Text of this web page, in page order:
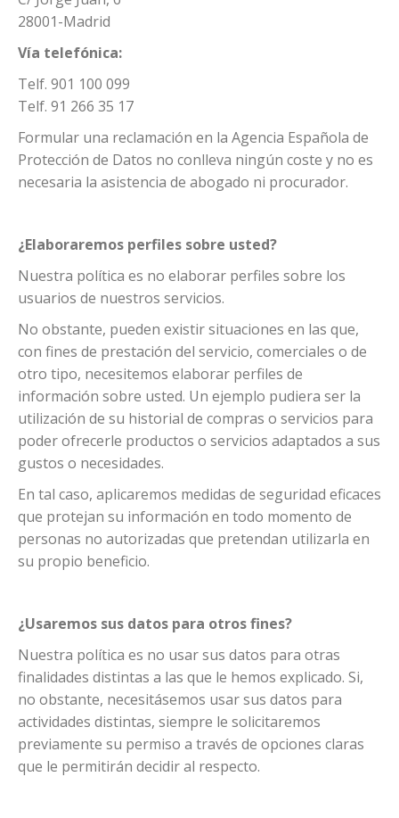
28001-Madrid
Vía telefónica:
Telf. 901 100 099
Telf. 91 266 35 17
Formular una reclamación en la Agencia Española de
Protección de Datos no conlleva ningún coste y no es
necesaria la asistencia de abogado ni procurador.
¿Elaboraremos perfiles sobre usted?
Nuestra política es no elaborar perfiles sobre los
usuarios de nuestros servicios.
No obstante, pueden existir situaciones en las que,
con fines de prestación del servicio, comerciales o de
otro tipo, necesitemos elaborar perfiles de
información sobre usted. Un ejemplo pudiera ser la
utilización de su historial de compras o servicios para
poder ofrecerle productos o servicios adaptados a sus
gustos o necesidades.
En tal caso, aplicaremos medidas de seguridad eficaces
que protejan su información en todo momento de
personas no autorizadas que pretendan utilizarla en
su propio beneficio.
¿Usaremos sus datos para otros fines?
Nuestra política es no usar sus datos para otras
finalidades distintas a las que le hemos explicado. Si,
no obstante, necesitásemos usar sus datos para
actividades distintas, siempre le solicitaremos
previamente su permiso a través de opciones claras
que le permitirán decidir al respecto.